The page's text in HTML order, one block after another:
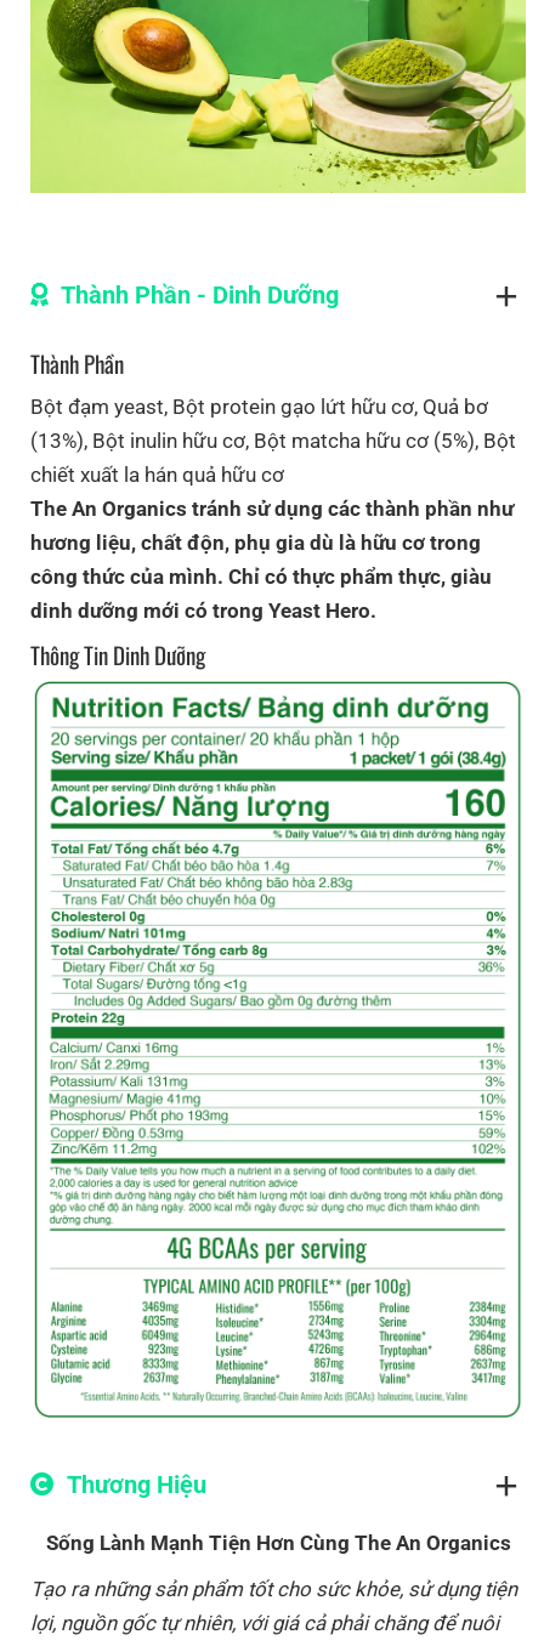
Thành Phần - Dinh Dưỡng
Thành Phần
Bột đạm yeast, Bột protein gạo lứt hữu cơ, Quả bơ
(13%), Bột inulin hữu cơ, Bột matcha hữu cơ (5%), Bột
chiết xuất la hán quả hữu cơ
The An Organics tránh sử dụng các thành phần như
hương liệu, chất độn, phụ gia dù là hữu cơ trong
công thức của mình. Chỉ có thực phẩm thực, giàu
dinh dưỡng mới có trong Yeast Hero.
Thông Tin Dinh Dưỡng
Thương Hiệu
Sống Lành Mạnh Tiện Hơn Cùng The An Organics
Tạo ra những sản phẩm tốt cho sức khỏe, sử dụng tiện
lợi, nguồn gốc tự nhiên, với giá cả phải chăng để nuôi